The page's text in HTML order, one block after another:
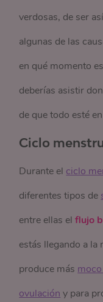
verdosas, de ser
algunas de las
en qué momento
deberías asistir
de que todo esté
Ciclo
Durante el ciclo
diferentes tipos de
entre ellas elflujo
estás llegando a
produce más
ovulación y para